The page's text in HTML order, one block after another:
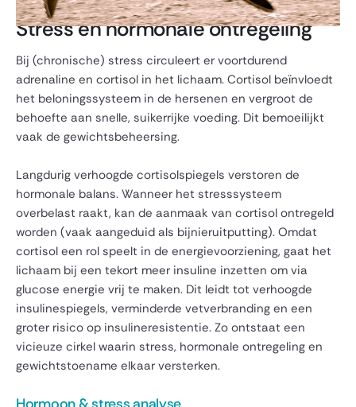
Stress en hormonale ontregeling
Bij (chronische) stress circuleert er voortdurend
adrenaline en cortisol in het lichaam. Cortisol beïnvloedt
het beloningssysteem in de hersenen en vergroot de
behoefte aan snelle, suikerrijke voeding. Dit bemoeilijkt
vaak de gewichtsbeheersing.
Langdurig verhoogde cortisolspiegels verstoren de
hormonale balans. Wanneer het stresssysteem
overbelast raakt, kan de aanmaak van cortisol ontregeld
worden (vaak aangeduid als bijnieruitputting). Omdat
cortisol een rol speelt in de energievoorziening, gaat het
lichaam bij een tekort meer insuline inzetten om via
glucose energie vrij te maken. Dit leidt tot verhoogde
insulinespiegels, verminderde vetverbranding en een
groter risico op insulineresistentie. Zo ontstaat een
vicieuze cirkel waarin stress, hormonale ontregeling en
gewichtstoename elkaar versterken.